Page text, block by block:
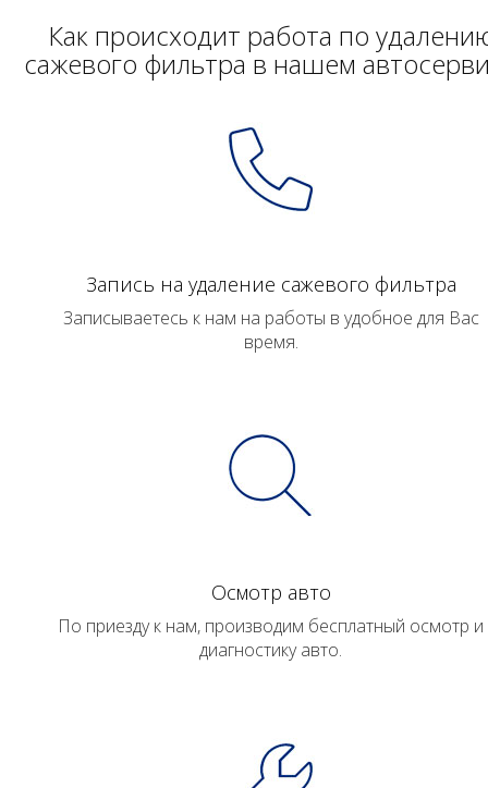
Как происходит работа по
сажевого фильтра в нашем
Запись на удаление сажевого фильтра
Записываетесь к нам на работы в удобное для Вас
время.
Осмотр авто
По приезду к нам, производим бесплатный осмотр и
диагностику авто.